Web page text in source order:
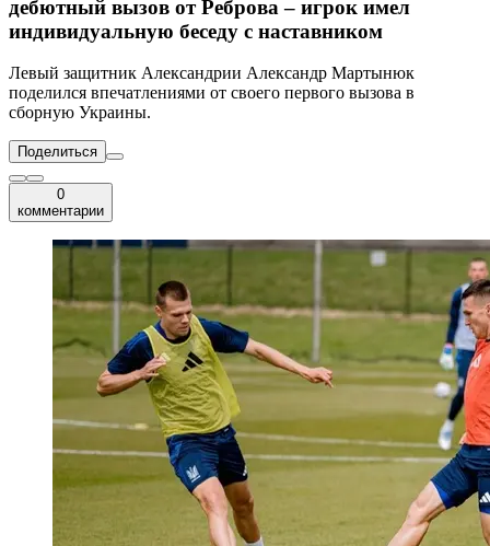
дебютный вызов от Реброва – игрок имел
индивидуальную беседу с наставником
Левый защитник Александрии Александр Мартынюк
поделился впечатлениями от своего первого вызова в
сборную Украины.
Поделиться
0
комментарии